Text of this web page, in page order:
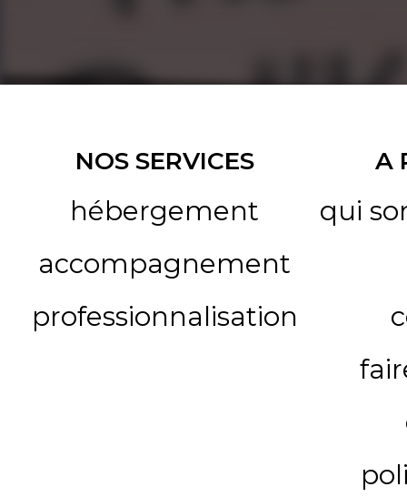
NOS SERVICES
hébergement
accompagnement
professionnalisation
A
qui